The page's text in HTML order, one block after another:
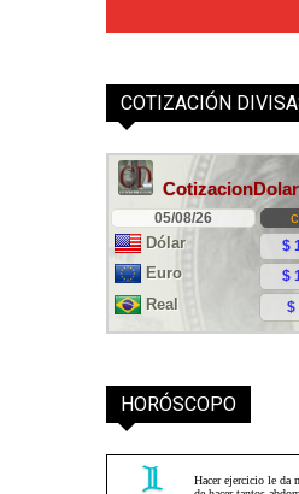
COTIZACIÓN
HORÓSCOPO